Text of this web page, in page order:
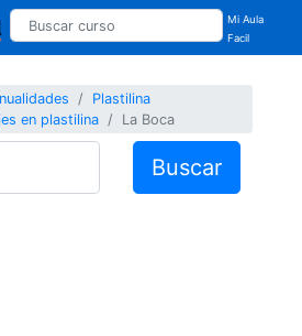
Mi Aula
Facil
Plastilina
en plastilina
La Boca
Buscar